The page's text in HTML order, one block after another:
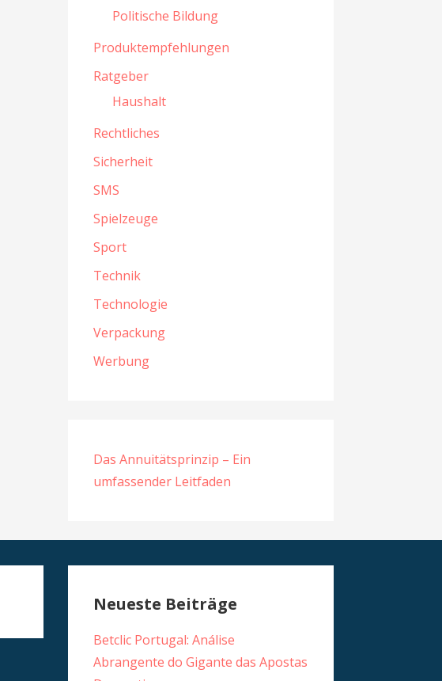
Politische Bildung
Produktempfehlungen
Ratgeber
Haushalt
Rechtliches
Sicherheit
SMS
Spielzeuge
Sport
Technik
Technologie
Verpackung
Werbung
Das Annuitätsprinzip – Ein
umfassender Leitfaden
Neueste Beiträge
Betclic Portugal: Análise
Abrangente do Gigante das Apostas